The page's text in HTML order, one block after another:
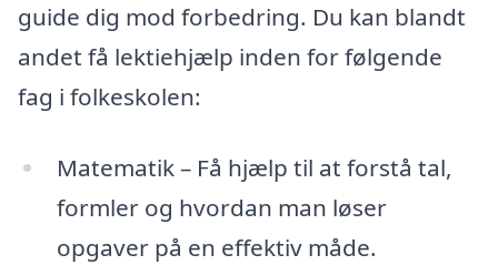
guide dig mod forbedring. Du kan blandt
andet få lektiehjælp inden for følgende
fag i folkeskolen:
Matematik – Få hjælp til at forstå tal,
formler og hvordan man løser
opgaver på en effektiv måde.